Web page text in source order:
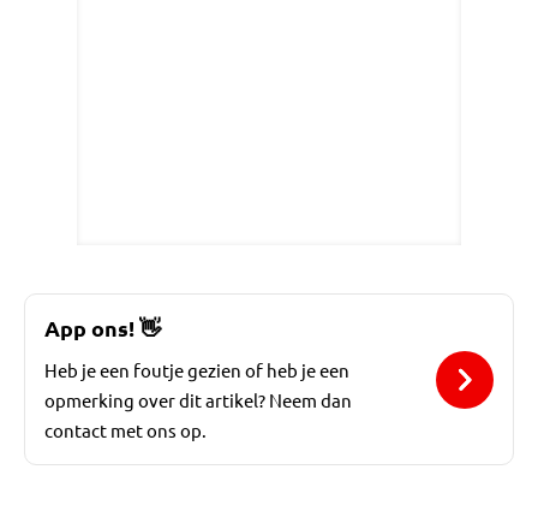
App ons!👋
Heb je een foutje gezien of heb je een
opmerking over dit artikel? Neem dan
contact met ons op.